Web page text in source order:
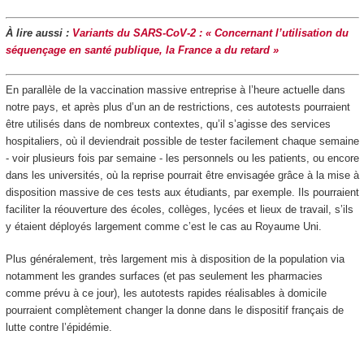
À lire aussi : Variants du SARS-CoV-2 : « Concernant l’utilisation du
séquençage en santé publique, la France a du retard »
En parallèle de la vaccination massive entreprise à l’heure actuelle dans
notre pays, et après plus d’un an de restrictions, ces autotests pourraient
être utilisés dans de nombreux contextes, qu’il s’agisse des services
hospitaliers, où il deviendrait possible de tester facilement chaque semaine
- voir plusieurs fois par semaine - les personnels ou les patients, ou encore
dans les universités, où la reprise pourrait être envisagée grâce à la mise à
disposition massive de ces tests aux étudiants, par exemple. Ils pourraient
faciliter la réouverture des écoles, collèges, lycées et lieux de travail, s’ils
y étaient déployés largement comme c’est le cas au Royaume Uni.
Plus généralement, très largement mis à disposition de la population via
notamment les grandes surfaces (et pas seulement les pharmacies
comme prévu à ce jour), les autotests rapides réalisables à domicile
pourraient complètement changer la donne dans le dispositif français de
lutte contre l’épidémie.